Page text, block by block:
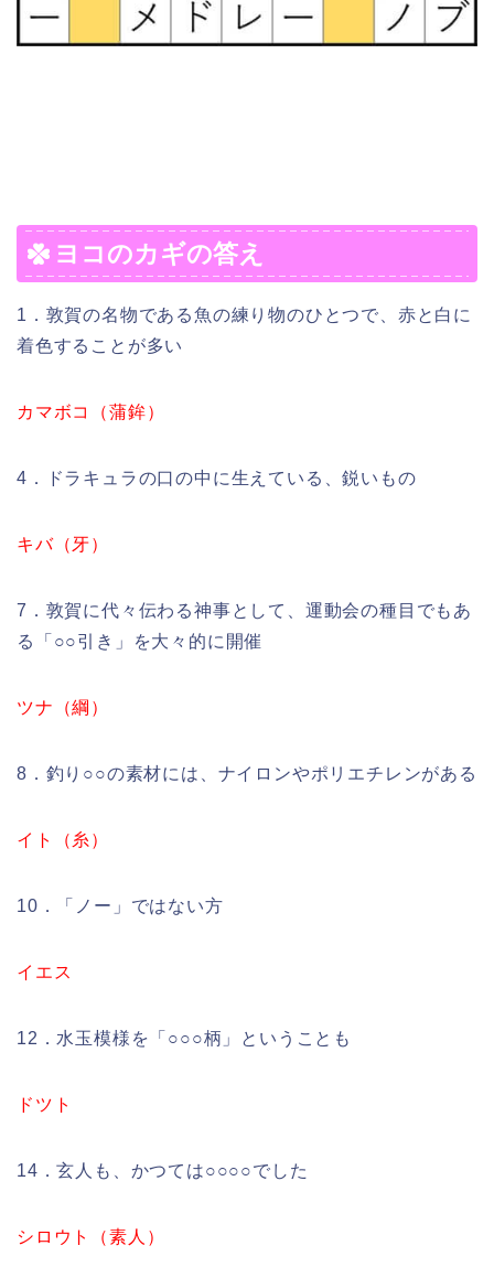
ヨコのカギの答え
1．敦賀の名物である魚の練り物のひとつで、赤と白に
着色することが多い
カマボコ（蒲鉾）
4．ドラキュラの口の中に生えている、鋭いもの
キバ（牙）
7．敦賀に代々伝わる神事として、運動会の種目でもあ
る「○○引き」を大々的に開催
ツナ（綱）
8．釣り○○の素材には、ナイロンやポリエチレンがある
イト（糸）
10．「ノー」ではない方
イエス
12．水玉模様を「○○○柄」ということも
ドツト
14．玄人も、かつては○○○○でした
シロウト（素人）